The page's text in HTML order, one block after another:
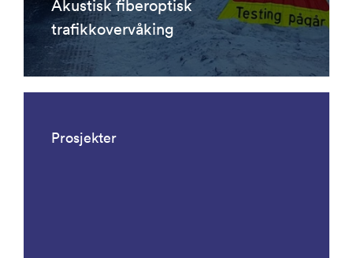
Akustisk fiberoptisk
trafikkovervåking
Prosjekter